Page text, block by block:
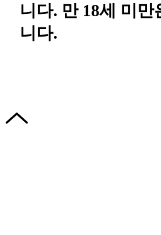
니다. 만 18세 미
니다.